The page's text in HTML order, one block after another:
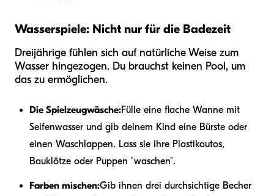
Wasserspiele: Nicht nur für die Badezeit
Dreijährige fühlen sich auf natürliche Weise zum
Wasser hingezogen. Du brauchst keinen Pool, um
das zu ermöglichen.
Die Spielzeugwäsche:Fülle eine flache Wanne mit
Seifenwasser und gib deinem Kind eine Bürste oder
einen Waschlappen. Lass sie ihre Plastikautos,
Bauklötze oder Puppen "waschen".
Farben mischen:Gib ihnen drei durchsichtige Becher